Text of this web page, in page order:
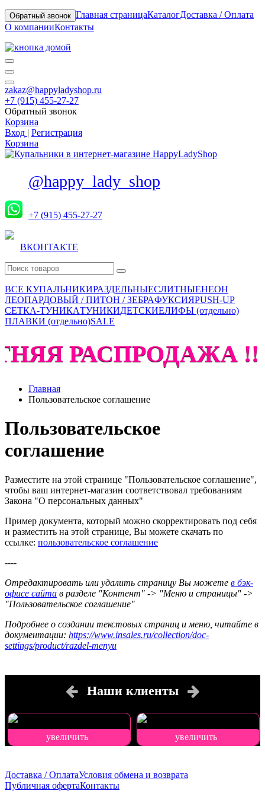
Обратный звонок Главная страницаКаталогДоставка / Оплата
О компанииКонтакты
zakaz@happyladyshop.ru
+7 (915) 455-27-27
Обратный звонок
Корзина
Вход | Регистрация
Корзина
@happy_lady_shop
+7 (915) 455-27-27
ВКОНТАКТЕ
ВСЕ КУПАЛЬНИКИРАЗДЕЛЬНЫЕСЛИТНЫЕНЕОН
ЛЕОПАРДОВЫЙ / ПИТОН / ЗЕБРАФУКСИЯPUSH-UP
СЕТКА-ТУНИКАТУНИКИДЕТСКИЕЛИФЫ (отдельно)
ПЛАВКИ (отдельно)SALE
РАСПРОДАЖА !!!
Главная
Пользовательское соглашение
Пользовательское
соглашение
Разместите на этой странице "Пользовательское соглашение",
чтобы ваш интернет-магазин соответствовал требованиям
Закона "О персональных данных"
Пример документа, который можно скорректировать под себя
и разместить на этой странице, Вы можете скачать по
ссылке: пользовательское соглашение
----
Отредактировать или удалить страницу Вы можете в бэк-
офисе сайта в разделе "Контент" -> "Меню и страницы" ->
"Пользовательское соглашение"
Подробнее о создании текстовых страниц и меню, читайте в
документации: https://www.insales.ru/collection/doc-
settings/product/razdel-menyu
Наши клиенты
увеличить увеличить
Доставка / ОплатаУсловия обмена и возврата
Публичная офертаКонтакты